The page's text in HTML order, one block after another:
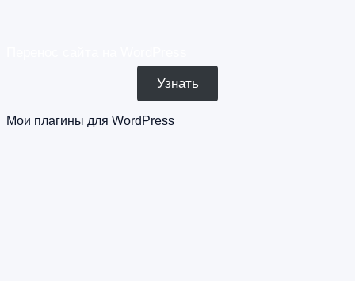
Узнать
Мои плагины для WordPress